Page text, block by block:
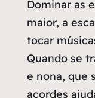
Dominar as
maior, a
tocar
Quando se
e nona, que
acordes